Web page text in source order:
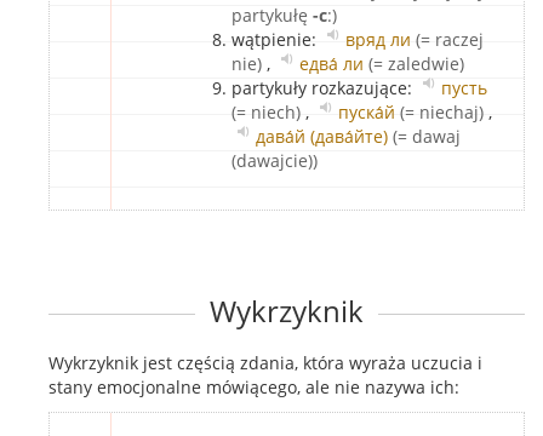
partykułę -с:)
wątpienie:
вряд ли (= raczej
nie) , едва́ ли (= zaledwie)
partykuły rozkazujące:
пусть
(= niech) , пуска́й (= niechaj) ,
дава́й (дава́йте) (= dawaj
(dawajcie))
Wykrzyknik
Wykrzyknik jest częścią zdania, która wyraża uczucia i
stany emocjonalne mówiącego, ale nie nazywa ich: